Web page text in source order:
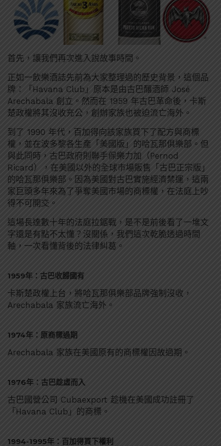
首先，讓我們再次進入說故事時間。
正如一飲樂酒誌先前為大家整理過的歷史背景，這個品
牌：「Havana Club」原本是由古巴釀酒師 José
Arechabala 創立。然而在 1959 年古巴革命後，卡斯
楚政權將其沒收充公，創辦家族也被迫流亡海外。
到了 1990 年代，百加得向該家族買下了配方與商標
權，並在波多黎各生產「美國版」的哈瓦那俱樂部。但
與此同時，古巴政府則聯手保樂力加（Pernod
Ricard），在美國以外的全球市場販售「古巴正宗版」
的哈瓦那俱樂部。因為美國對古巴實施經濟禁運，這兩
家巨頭多年來為了爭奪美國市場的商標權，在法庭上吵
得不可開交。
這場長達數十年的法庭拉鋸戰，是不是前後看了一堆文
字還是有點不太懂？沒關係，我們這次乾脆透過時間
軸，一次看懂背後的法律糾葛。
1959年：古巴收歸國有
卡斯楚政權上台，將哈瓦那俱樂部品牌強制沒收，
Arechabala 家族流亡海外。
1974年：原商標過期
Arechabala 家族在美國原有的商標權因故過期。
1976年：古巴趁虛而入
古巴國營公司 Cubaexport 趁機在美國成功註冊了
「Havana Club」的商標。
1994-1995年：百加得買下權利